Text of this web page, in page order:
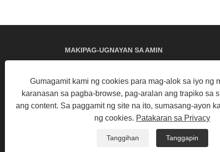
MAKIPAG-UGNAYAN SA AMIN
Address: Luxiang Road, Baoshan
District, Shanghai
Tel:+86-021-66790502
Info@partech-packing.com
Gumagamit kami ng cookies para mag-alok sa iyo ng
karanasan sa pagba-browse, pag-aralan ang trapiko sa
ang content. Sa paggamit ng site na ito, sumasang-ayon
ng cookies. Patakaran sa Privacy
Tanggihan Tanggapin